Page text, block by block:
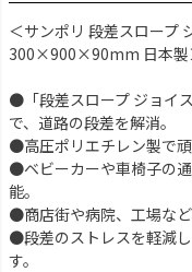
＜サンポリ 段差スロープ
300×900×90mm 日本製
●「段差スロープ ジョイ
で、道路の段差を解消。
●高圧ポリエチレン製で頑
●ベビーカーや車椅子の
能。
●商店街や病院、工場など
●段差のストレスを軽減
す。